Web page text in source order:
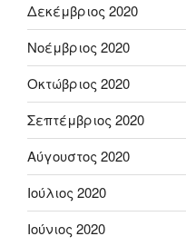
Δεκέμβριος 2020
Νοέμβριος 2020
Οκτώβριος 2020
Σεπτέμβριος 2020
Αύγουστος 2020
Ιούλιος 2020
Ιούνιος 2020